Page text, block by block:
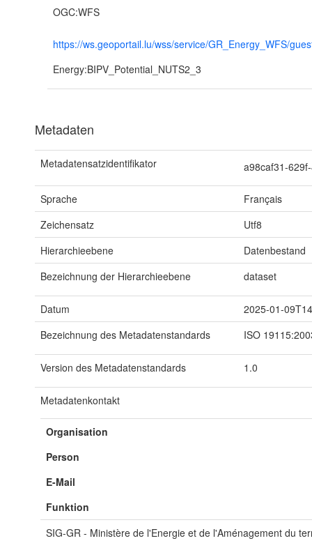
OGC:WFS
https://ws.geoportail.lu/wss/service/GR_Energy_WFS/
Energy:BIPV_Potential_NUTS2_3
Metadaten
Metadatensatzidentifikator a98caf31-
Sprache
Français
Zeichensatz
Utf8
Hierarchieebene
Datenbestand
Bezeichnung der Hierarchieebene
dataset
Datum
2025-01-
Bezeichnung des Metadatenstandards
ISO
Version des Metadatenstandards 1.0
Metadatenkontakt
Organisation
Person
E-Mail
Funktion
SIG-GR - Ministère de l'Energie et de l'Aménagement du